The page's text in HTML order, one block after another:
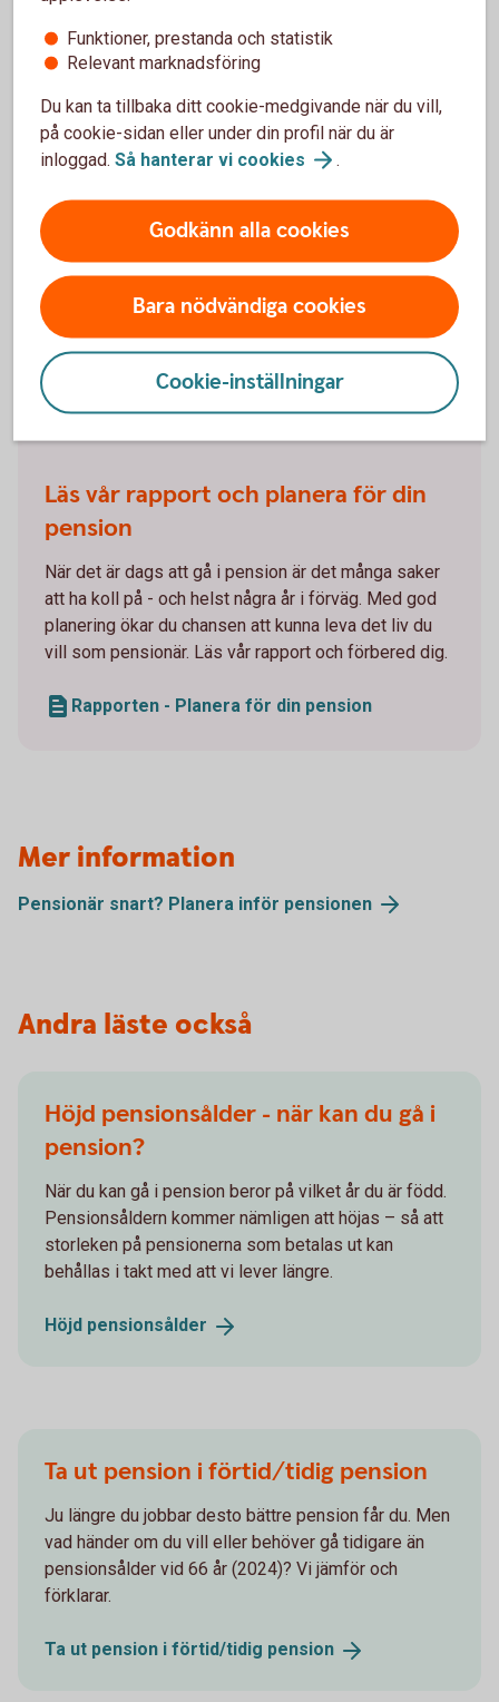
Paus i pågående pensionsutbetalning
Du kan enkelt pausa din pensionsutbetalning och även
förkorta, förlänga eller ta bort en pågående paus.
Pausa dinpensionsutbetalning
Läs vår rapport och planera för din
pension
När det är dags att gå i pension är det många saker
att ha koll på - och helst några år i förväg. Med god
planering ökar du chansen att kunna leva det liv du
vill som pensionär. Läs vår rapport och förbered dig.
Rapporten - Planera för din pension
Tips inför
pensionen
Mer information
Pensionär snart? Planera inför pensionen
Andra läste också
Höjd pensionsålder - när kan du gå i
pension?
När du kan gå i pension beror på vilket år du är född.
Pensionsåldern kommer nämligen att höjas – så att
storleken på pensionerna som betalas ut kan
behållas i takt med att vi lever längre.
Höjd pensionsålder
Ta ut pension i förtid/tidig pension
Ju längre du jobbar desto bättre pension får du. Men
vad händer om du vill eller behöver gå tidigare än
pensionsålder vid 66 år (2024)? Vi jämför och
förklarar.
Ta ut pension i förtid/tidig pension
Funktioner, prestanda och statistik
Relevant marknadsföring
Du kan ta tillbaka ditt cookie-medgivande när du vill,
på cookie-sidan eller under din profil när du är
inloggad. Så hanterar vi cookies .
Godkänn alla cookies
Bara nödvändiga cookies
Cookie-inställningar